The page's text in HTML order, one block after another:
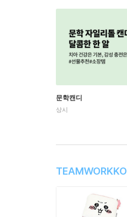
문학캔디
상시